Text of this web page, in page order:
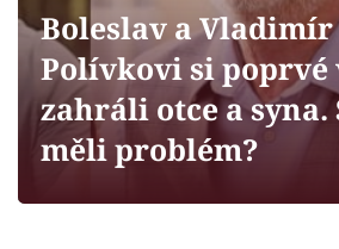
Sledujte prima+
Filmový festival Karlovy
Boleslav a Vladimír
Polívkovi si poprvé
zahráli otce a syna.
měli problém?